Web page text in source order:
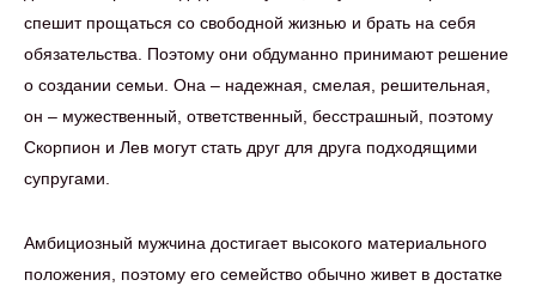
спешит прощаться со свободной жизнью и брать на себя
обязательства. Поэтому они обдуманно принимают решение
о создании семьи. Она – надежная, смелая, решительная,
он – мужественный, ответственный, бесстрашный, поэтому
Скорпион и Лев могут стать друг для друга подходящими
супругами.
Амбициозный мужчина достигает высокого материального
положения, поэтому его семейство обычно живет в достатке